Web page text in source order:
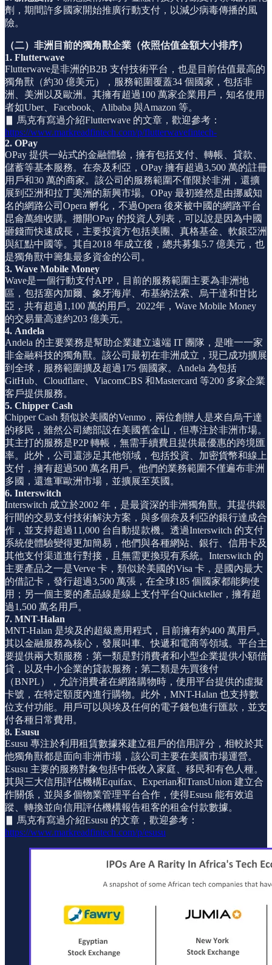
劑，期間許多國家開始推廣行動支付，以減少病毒傳播的風
險。
（二）非洲目前的獨角獸企業（依照估值金額大小排序）
1. Flutterwave
Flutterwave是非洲的B2B 支付技術平台，也是目前估值最高的
獨角獸（約30 億美元），服務範圍覆蓋34 個國家，包括非
洲、美洲以及歐洲。其擁有超過100 萬家企業用戶，知名使用
者如Uber、Facebook、Alibaba 與Amazon 等。
▋ 馬克有寫過介紹Flutterwave 的文章，歡迎參考：
https://www.markreadfintech.com/p/flutterwavefintech-
2. OPay
OPay 提供一站式的金融體驗，擁有包括支付、轉帳、貸款、
儲蓄等基本服務。在奈及利亞，OPay 擁有超過3,500 萬的註冊
用戶和30 萬的商家。該公司的服務範圍不僅限於非洲，還擴
展到亞洲和拉丁美洲的新興市場。OPay 最初雖然是由挪威知
名的網路公司Opera 孵化，不過Opera 後來被中國的網路平台
昆侖萬維收購。攤開OPay 的投資人列表，可以說是因為中國
砸錢而快速成長，主要投資方包括美團、真格基金、軟銀亞洲
與紅點中國等。其自2018 年成立後，總共募集5.7 億美元，也
是獨角獸中籌集最多資金的公司。
3. Wave Mobile Money
Wave是一個行動支付APP，目前的服務範圍主要為非洲地
區，包括塞內加爾、象牙海岸、布基納法索、烏干達和甘比
亞，共有超過1,100 萬的用戶。2022年，Wave Mobile Money
的交易量高達約203 億美元。
4. Andela
Andela 的主要業務是幫助企業建立遠端 IT 團隊，是唯一一家
非金融科技的獨角獸。該公司最初在非洲成立，現已成功擴展
到全球，服務範圍擴及超過175 個國家。Andela 為包括
GitHub、Cloudflare、ViacomCBS 和Mastercard 等200 多家企業
客戶提供服務。
5. Chipper Cash
Chipper Cash 類似於美國的Venmo，兩位創辦人是來自烏干達
的移民，雖然公司總部設在美國舊金山，但專注於非洲市場。
其主打的服務是P2P 轉帳，無需手續費且提供最優惠的跨境匯
率。此外，公司還涉足其他領域，包括投資、加密貨幣和線上
支付，擁有超過500 萬名用戶。他們的業務範圍不僅遍布非洲
多國，還進軍歐洲市場，並擴展至英國。
6. Interswitch
Interswitch 成立於2002 年，是最資深的非洲獨角獸。其提供銀
行間的交易支付技術解決方案，與多個奈及利亞的銀行達成合
作，並支持超過11,000 台自動提款機。透過Interswitch 的支付
系統使體驗變得更加簡易，他們與各種網站、銀行、信用卡及
其他支付渠道進行對接，且無需更換現有系統。Interswitch 的
主要產品之一是Verve 卡，類似於美國的Visa 卡，是國內最大
的借記卡，發行超過3,500 萬張，在全球185 個國家都能夠使
用；另一個主要的產品線是線上支付平台Quickteller，擁有超
過1,500 萬名用戶。
7. MNT-Halan
MNT-Halan 是埃及的超級應用程式，目前擁有約400 萬用戶。
其以金融服務為核心，發展叫車、快遞和電商等領域。平台主
要提供兩大類服務：第一類是對消費者和小型企業提供小額借
貸，以及中小企業的貸款服務；第二類是先買後付
（BNPL），允許消費者在網路購物時，使用平台提供的虛擬
卡號，在特定額度內進行購物。此外，MNT-Halan 也支持數
位支付功能。用戶可以與埃及任何的電子錢包進行匯款，並支
付各種日常費用。
8. Esusu
Esusu 專注於利用租賃數據來建立租戶的信用評分，相較於其
他獨角獸都是面向非洲市場，該公司主要在美國市場運營。
Esusu 主要的服務對象包括中低收入家庭、移民和有色人種。
其與三大信用評估機構Equifax、Experian和TransUnion 建立合
作關係，並與多個物業管理平台合作，使得Esusu 能有效追
蹤、轉換並向信用評估機構報告租客的租金付款數據。
▋ 馬克有寫過介紹Esusu 的文章，歡迎參考：
https://www.markreadfintech.com/p/esusu